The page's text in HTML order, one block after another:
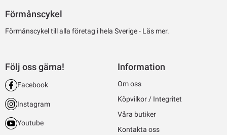
Förmånscykel
Förmånscykel till alla företag i hela Sverige - Läs mer.
Följ oss gärna!
Facebook
Instagram
Youtube
Information
Om oss
Köpvilkor / Integritet
Våra butiker
Kontakta oss